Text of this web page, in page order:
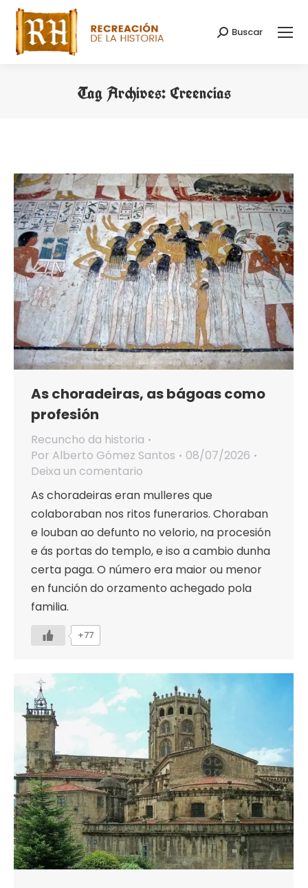
Search:
Buscar
Tag Archives: Creencias
As choradeiras, as bágoas como
profesión
Recuncho da historia
Por Alberto Gómez Santos
08/07/2026
Deixa un comentario
As choradeiras eran mulleres que
colaboraban nos ritos funerarios. Choraban
e louban ao defunto no velorio, na procesión
e ás portas do templo, e iso a cambio dunha
certa paga. O número era maior ou menor
en función do orzamento achegado pola
familia.
+77